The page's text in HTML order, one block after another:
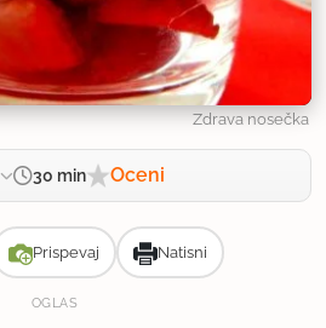
Zdrava nosečka
30 min Oceni
Prispevaj Natisni
OGLAS